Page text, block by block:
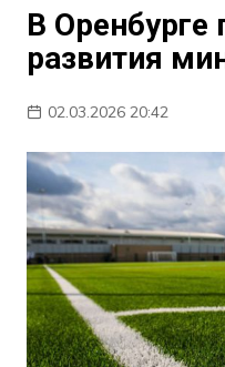
В Оренбурге
развития
02.03.2026 20:42